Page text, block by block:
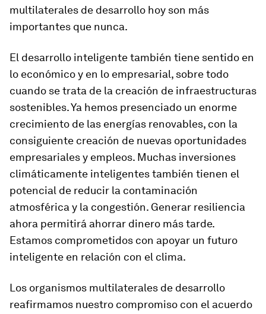
multilaterales de desarrollo hoy son más
importantes que nunca.
El desarrollo inteligente también tiene sentido en
lo económico y en lo empresarial, sobre todo
cuando se trata de la creación de infraestructuras
sostenibles. Ya hemos presenciado un enorme
crecimiento de las energías renovables, con la
consiguiente creación de nuevas oportunidades
empresariales y empleos. Muchas inversiones
climáticamente inteligentes también tienen el
potencial de reducir la contaminación
atmosférica y la congestión. Generar resiliencia
ahora permitirá ahorrar dinero más tarde.
Estamos comprometidos con apoyar un futuro
inteligente en relación con el clima.
Los organismos multilaterales de desarrollo
reafirmamos nuestro compromiso con el acuerdo